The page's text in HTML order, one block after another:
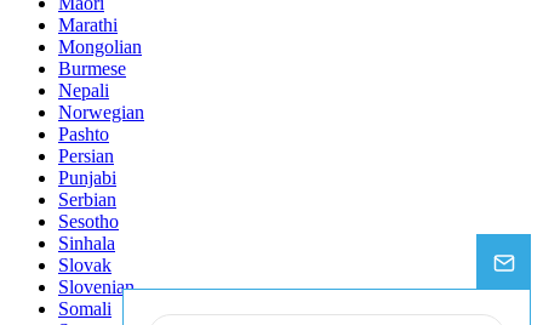
Marathi
Mongolian
Burmese
Nepali
Norwegian
Pashto
Persian
Punjabi
Serbian
Sesotho
Sinhala
Slovak
Slovenian
Somali